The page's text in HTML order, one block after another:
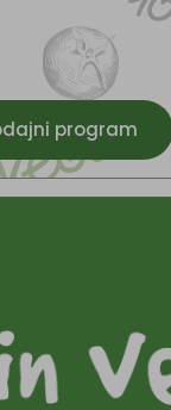
program